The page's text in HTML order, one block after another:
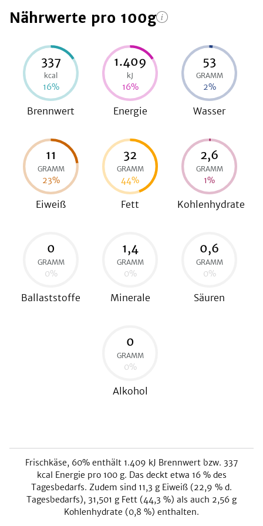
Nährwerte pro 100g
337
kcal
16%
Brennwert
1.409
kJ
16%
Energie
53
GRAMM
2%
Wasser
11
GRAMM
23%
Eiweiß
32
GRAMM
44%
Fett
2,6
GRAMM
1%
Kohlenhydrate
0
GRAMM
0%
Ballaststoffe
1,4
GRAMM
0%
Minerale
0,6
GRAMM
0%
Säuren
0
GRAMM
0%
Alkohol
Frischkäse, 60% enthält 1.409 kJ Brennwert bzw. 337
kcal Energie pro 100 g. Das deckt etwa 16% des
Tagesbedarfs. Zudem sind 11,3 g Eiweiß (22,9 % d.
Tagesbedarfs), 31,501 g Fett (44,3 %) als auch 2,56 g
Kohlenhydrate (0,8 %) enthalten.